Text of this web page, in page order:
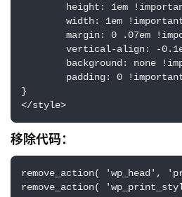
知
}
</style>
移除代码：
remove_action( 'wp_head',
remove_action(